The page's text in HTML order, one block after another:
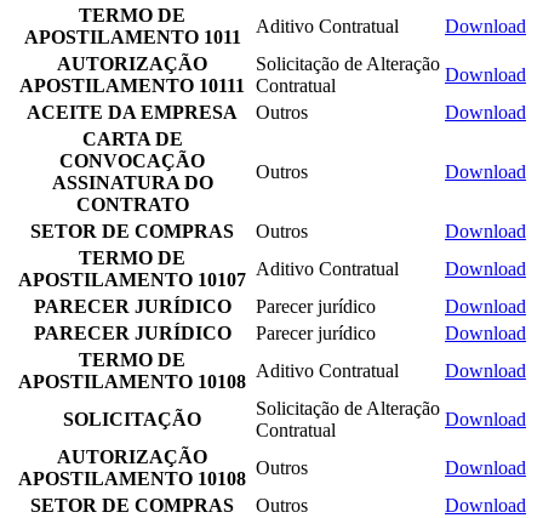
TERMO DE
APOSTILAMENTO 1011
Aditivo Contratual
Download
AUTORIZAÇÃO
APOSTILAMENTO 10111
Solicitação de Alteração
Contratual
Download
ACEITE DA EMPRESA
Outros
Download
CARTA DE
CONVOCAÇÃO
ASSINATURA DO
CONTRATO
Outros Download
SETOR DE COMPRAS Outros
Download
TERMO DE
APOSTILAMENTO 10107
Aditivo Contratual
Download
PARECER JURÍDICO
Parecer jurídico
Download
PARECER JURÍDICO
Parecer jurídico
Download
TERMO DE
APOSTILAMENTO 10108
Aditivo Contratual Download
SOLICITAÇÃO
Solicitação de Alteração
Contratual
Download
AUTORIZAÇÃO
APOSTILAMENTO 10108
Outros
Download
SETOR DE COMPRAS
Outros
Download